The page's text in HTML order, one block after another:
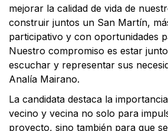
mejorar la calidad de vida de
construir juntos un San Martín,
participativo y con oportunidades
Nuestro compromiso es estar
escuchar y representar sus
Analía Mairano.
La candidata destaca la
vecino y vecina no solo para
proyecto, sino también para que